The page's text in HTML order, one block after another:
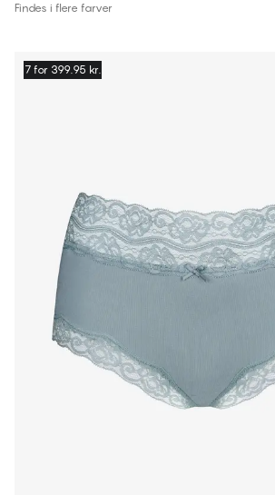
Findes i flere farver
7 for 399.95 kr.